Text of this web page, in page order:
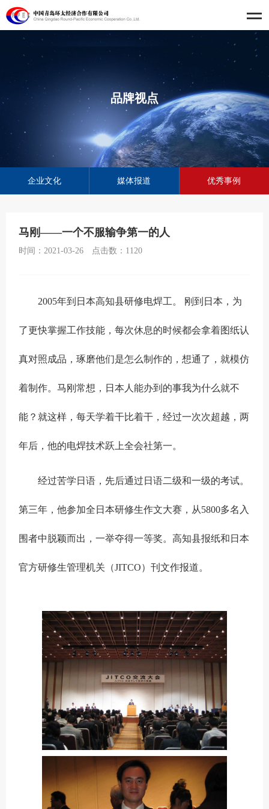
品牌视点
企业文化 媒体报道 优秀事例
马刚——一个不服输争第一的人
时间：2021-03-26 点击数： 1120
2005年到日本高知县研修电焊工。 刚到日本，为
了更快掌握工作技能，每次休息的时候都会拿着图纸认
真对照成品，琢磨他们是怎么制作的，想通了，就模仿
着制作。马刚常想，日本人能办到的事我为什么就不
能？就这样，每天学着干比着干，经过一次次超越，两
年后，他的电焊技术跃上全会社第一。
经过苦学日语，先后通过日语二级和一级的考试。
第三年，他参加全日本研修生作文大赛，从5800多名入
围者中脱颖而出，一举夺得一等奖。高知县报纸和日本
官方研修生管理机关（JITCO）刊文作报道。